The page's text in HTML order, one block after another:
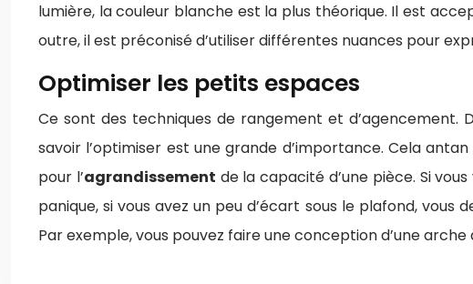
lumière, la couleur blanche est la plus théorique. Il est
outre, il est préconisé d’utiliser différentes nuances pour
Optimiser les petits espaces
Ce sont des techniques de rangement et d’agencement.
savoir l’optimiser est une grande d’importance. Cela
pour l’agrandissement de la capacité d’une pièce. Si
panique, si vous avez un peu d’écart sous le plafond,
Par exemple, vous pouvez faire une conception d’une